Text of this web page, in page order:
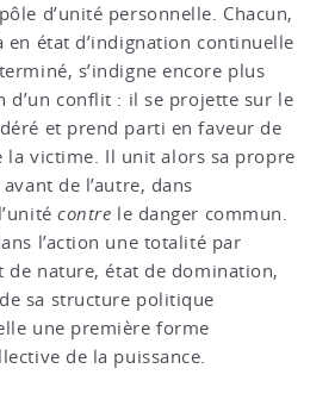
d’unité personnelle. Chacun,
en état d’indignation continuelle
s’indigne encore plus
d’un conflit : il se projette sur le
et prend parti en faveur de
la victime. Il unit alors sa propre
de l’autre, dans
contre le danger commun.
l’action une totalité par
de nature, état de domination,
sa structure politique
une première forme
de la puissance.